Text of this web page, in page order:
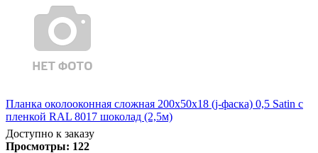
Планка околооконная сложная 200х50х18 (j-фаска) 0,5 Satin с
пленкой RAL 8017 шоколад (2,5м)
Доступно к заказу
Просмотры: 122